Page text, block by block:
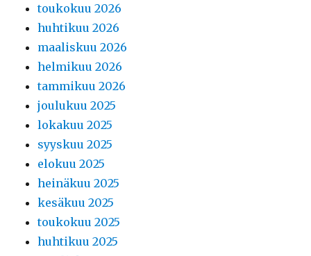
toukokuu 2026
huhtikuu 2026
maaliskuu 2026
helmikuu 2026
tammikuu 2026
joulukuu 2025
lokakuu 2025
syyskuu 2025
elokuu 2025
heinäkuu 2025
kesäkuu 2025
toukokuu 2025
huhtikuu 2025